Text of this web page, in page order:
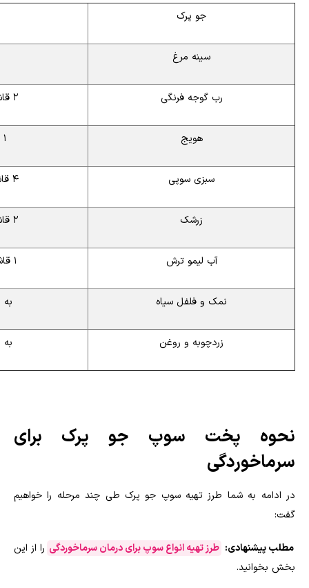
جو پرک
سینه مرغ
رب گوجه فرنگی ۲ قاشق غذاخوری
هویج ۱ عدد بزرگ
سبزی سوپی ۴ قاشق غذاخوری
زرشک ۲ قاشق غذاخوری
آب لیمو ترش ۱ قاشق غذاخوری
نمک و فلفل سیاه به
زردچوبه و روغن به
نحوه پخت سوپ جو پرک برای
سرماخوردگی
در ادامه به شما طرز تهیه سوپ جو پرک طی چند مرحله را خواهیم
گفت:
مطلب پیشنهادی: طرز تهیه انواع سوپ برای درمان سرماخوردگی را از این
بخش بخوانید.